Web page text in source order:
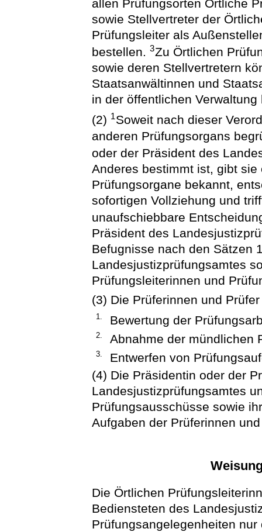
allen Prüfungsorten Örtliche
sowie Stellvertreter der
Prüfungsleiter als
bestellen.3Zu Örtlichen
sowie deren Stellvertretern
Staatsanwältinnen und
in der öffentlichen
(2) 1Soweit nach dieser
anderen Prüfungsorgans
oder der Präsident des
Anderes bestimmt ist, gibt
Prüfungsorgane bekannt,
sofortigen Vollziehung und
unaufschiebbare
Präsident des
Befugnisse nach den Sätzen
Landesjustizprüfungsamtes
Prüfungsleiterinnen und
(3) Die Prüferinnen und
1. Bewertung der
2. Abnahme der mündlichen
3.
Entwerfen von
(4) Die Präsidentin oder der
Landesjustizprüfungsamtes
Prüfungsausschüsse sowie
Aufgaben der Prüferinnen
Die Örtlichen
Bediensteten des
Prüfungsangelegenheiten